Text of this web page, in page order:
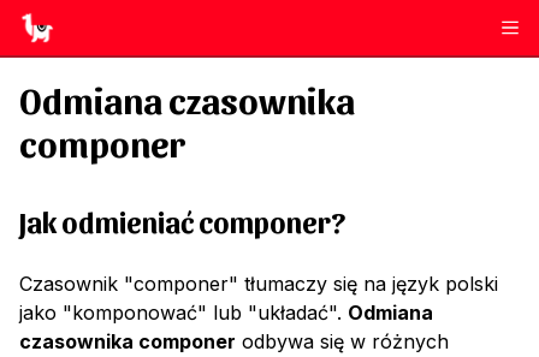
Odmiana czasownika
componer
Jak odmieniaćcomponer?
Czasownik "componer" tłumaczy się na język polski
jako "komponować" lub "układać". Odmiana
czasownika componer odbywa się w różnych